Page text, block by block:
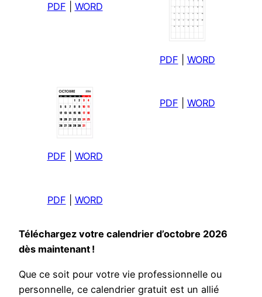
PDF WORD
PDF WORD
PDF WORD
PDF WORD
PDF WORD
Téléchargez votre calendrier d’octobre 2026
dès maintenant !
Que ce soit pour votre vie professionnelle ou
personnelle, ce calendrier gratuit est un allié